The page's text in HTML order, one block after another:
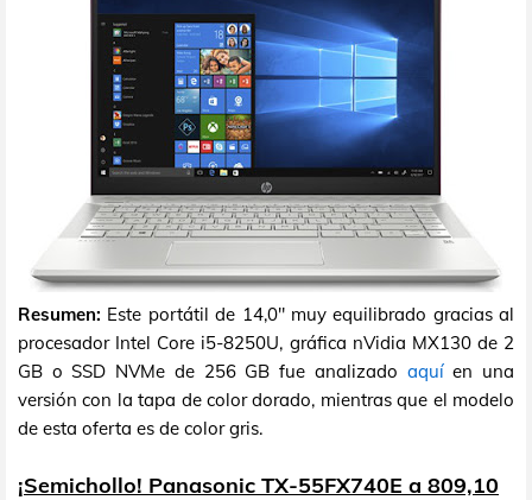
Resumen: Este portátil de 14,0" muy equilibrado gracias al
procesador Intel Core i5-8250U, gráfica nVidia MX130 de 2
GB o SSD NVMe de 256 GB fue analizado aquíen una
versión con la tapa de color dorado, mientras que el modelo
de esta oferta es de color gris.
¡Semichollo! Panasonic TX-55FX740E a 809,10